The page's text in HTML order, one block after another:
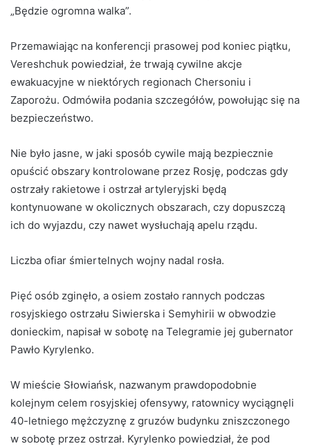
„Będzie ogromna walka”.
Przemawiając na konferencji prasowej pod koniec piątku,
Vereshchuk powiedział, że trwają cywilne akcje
ewakuacyjne w niektórych regionach Chersoniu i
Zaporożu. Odmówiła podania szczegółów, powołując się na
bezpieczeństwo.
Nie było jasne, w jaki sposób cywile mają bezpiecznie
opuścić obszary kontrolowane przez Rosję, podczas gdy
ostrzały rakietowe i ostrzał artyleryjski będą
kontynuowane w okolicznych obszarach, czy dopuszczą
ich do wyjazdu, czy nawet wysłuchają apelu rządu.
Liczba ofiar śmiertelnych wojny nadal rosła.
Pięć osób zginęło, a osiem zostało rannych podczas
rosyjskiego ostrzału Siwierska i Semyhirii w obwodzie
donieckim, napisał w sobotę na Telegramie jej gubernator
Pawło Kyrylenko.
W mieście Słowiańsk, nazwanym prawdopodobnie
kolejnym celem rosyjskiej ofensywy, ratownicy wyciągnęli
40-letniego mężczyznę z gruzów budynku zniszczonego
w sobotę przez ostrzał. Kyrylenko powiedział, że pod